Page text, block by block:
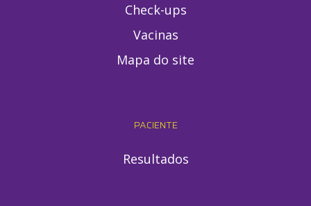
Check-ups
Vacinas
Mapa do site
PACIENTE
Resultados